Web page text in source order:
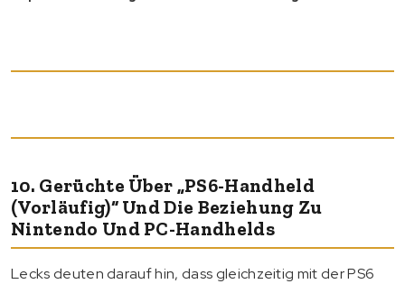
10. Gerüchte Über „PS6-Handheld
(vorläufig)“ Und Die Beziehung Zu
Nintendo Und PC-Handhelds
Lecks deuten darauf hin, dass gleichzeitig mit der PS6